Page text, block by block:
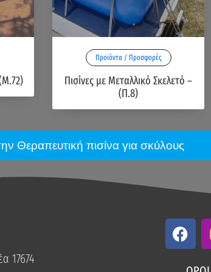
Προϊόντα / Προσφορές
Πισίνες με Μεταλλικό Σκελετό –
(Π.8)
Θεραπευτική πισίνα για σκύλους
17674
F
a